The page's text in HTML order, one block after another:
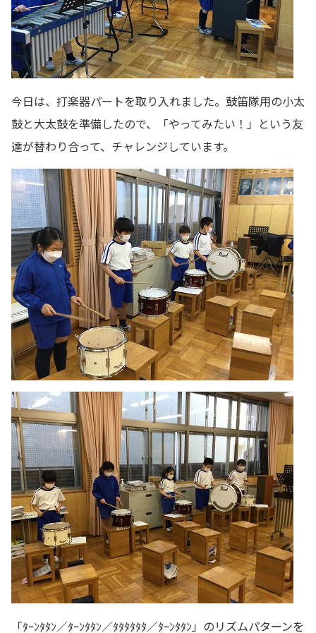
今日は、打楽器パートを取り入れました。鼓笛隊用の小太
鼓と大太鼓を準備したので、「やってみたい！」という友
達が替わり合って、チャレンジしています。
「ﾀｰﾝﾀﾀﾝ／ﾀｰﾝﾀﾀﾝ／ﾀﾀﾀﾀﾀﾀ／ﾀｰﾝﾀﾀﾝ」のリズムパターンを